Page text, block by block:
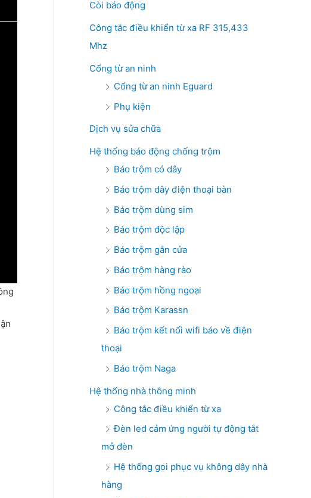
Còi báo động
Công tắc điều khiển từ xa RF 315,433
Mhz
Cổng từ an ninh
Cổng từ an ninh Eguard
Phụ kiện
Dịch vụ sửa chữa
Hệ thống báo động chống trộm
Báo trộm có dây
Báo trộm dây điện thoại bàn
Báo trộm dùng sim
Báo trộm độc lập
Báo trộm gắn cửa
Báo trộm hàng rào
Báo trộm hồng ngoại
Báo trộm Karassn
Báo trộm kết nối wifi báo về điện
thoại
Báo trộm Naga
Hệ thống nhà thông minh
Công tắc điều khiển từ xa
Đèn led cảm ứng người tự động tắt
mở đèn
Hệ thống gọi phục vụ không dây nhà
hàng